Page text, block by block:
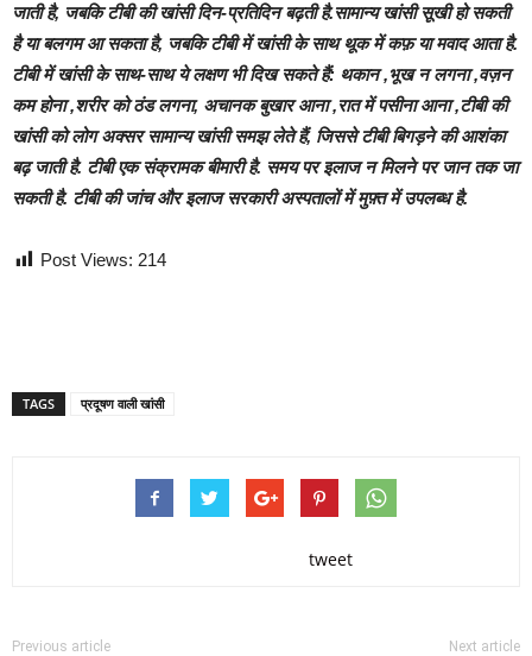
जाती है, जबकि टीबी की खांसी दिन-प्रतिदिन बढ़ती है.सामान्य खांसी सूखी हो सकती
है या बलगम आ सकता है, जबकि टीबी में खांसी के साथ थूक में कफ़ या मवाद आता है.
टीबी में खांसी के साथ-साथ ये लक्षण भी दिख सकते हैं: थकान ,भूख न लगना ,वज़न
कम होना ,शरीर को ठंड लगना, अचानक बुखार आना ,रात में पसीना आना ,टीबी की
खांसी को लोग अक्सर सामान्य खांसी समझ लेते हैं, जिससे टीबी बिगड़ने की आशंका
बढ़ जाती है. टीबी एक संक्रामक बीमारी है. समय पर इलाज न मिलने पर जान तक जा
सकती है. टीबी की जांच और इलाज सरकारी अस्पतालों में मुफ़्त में उपलब्ध है.
Post Views: 214
TAGS प्रदूषण वाली खांसी
tweet
Previous article Next article